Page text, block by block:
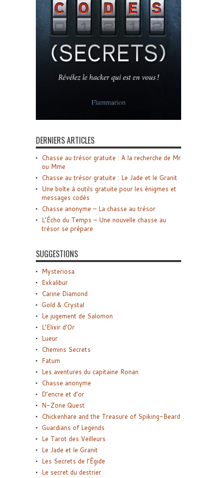
DERNIERS ARTICLES
Chasse au trésor gratuite : A la recherche de Mr
ou Mme
Chasse au trésor gratuite : Le Jade et le Granit
Une boîte à outils gratuite pour les énigmes et
messages codés
Chasse anonyme – La chasse au trésor
L’Écho du Temps – Une nouvelle chasse au
trésor se prépare
SUGGESTIONS
Mysteriosa
Exkalibur
Carine Diamond
Gold & Crystal
Le jugement de Salomon
L’Elixir d’Or
Lueur
Chemins Secrets
Fatum
Les aventures du capitaine Ronan
Chasse anonyme
D’encre et d’or
N-Zone Quest
Chickenhare and the Treasure of Spiking-Beard
Guardians of Legends
Le Tarot des Veilleurs
Le Jade et le Granit
Les Secrets de l’Égide
Le secret du destrier